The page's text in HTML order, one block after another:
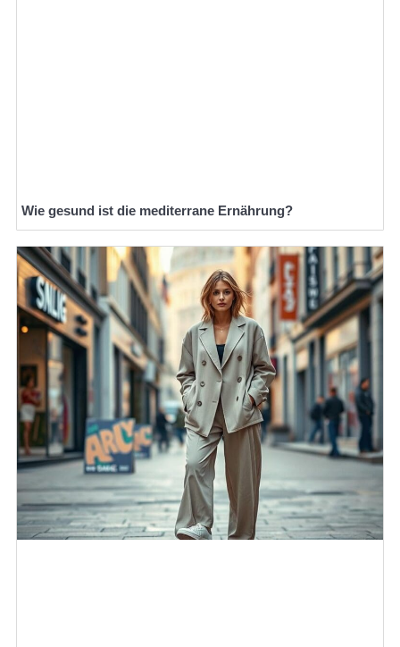
Wie gesund ist die mediterrane Ernährung?